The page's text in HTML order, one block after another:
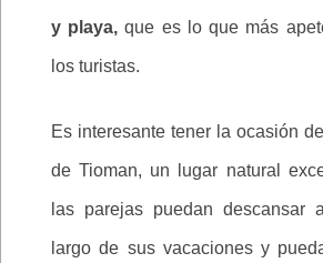
y playa, que es lo que más
los turistas.
Es interesante tener la ocasión
de Tioman, un lugar natural
las parejas puedan descansar
largo de sus vacaciones y